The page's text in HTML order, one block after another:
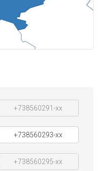
+738560291-xx
+738560293-xx
+738560295-xx